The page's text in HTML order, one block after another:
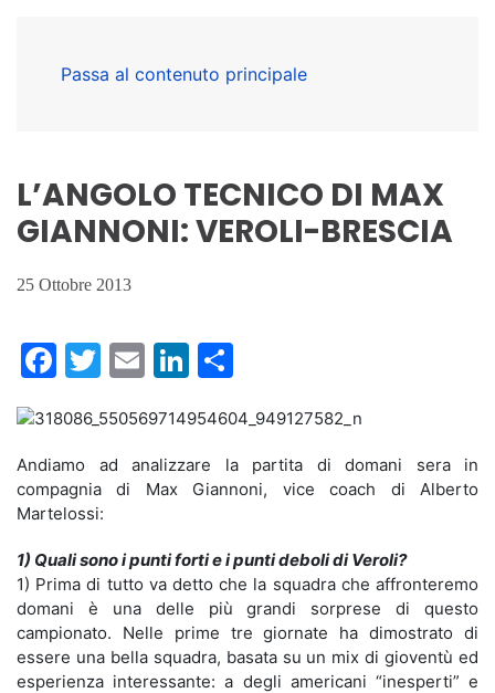
Passa al contenuto principale
L’ANGOLO TECNICO DI MAX
GIANNONI: VEROLI-BRESCIA
25 Ottobre 2013
Facebook
Twitter
EmailLinkedIn
Andiamo ad analizzare la partita di domani sera in
compagnia di Max Giannoni, vice coach di Alberto
Martelossi:
1) Quali sono i punti forti e i punti deboli di Veroli?
1) Prima di tutto va detto che la squadra che affronteremo
domani è una delle più grandi sorprese di questo
campionato. Nelle prime tre giornate ha dimostrato di
essere una bella squadra, basata su un mix di gioventù ed
esperienza interessante: a degli americani “inesperti” e